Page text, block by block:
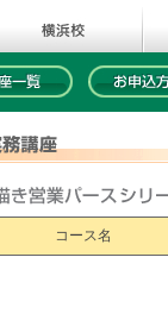
コース名